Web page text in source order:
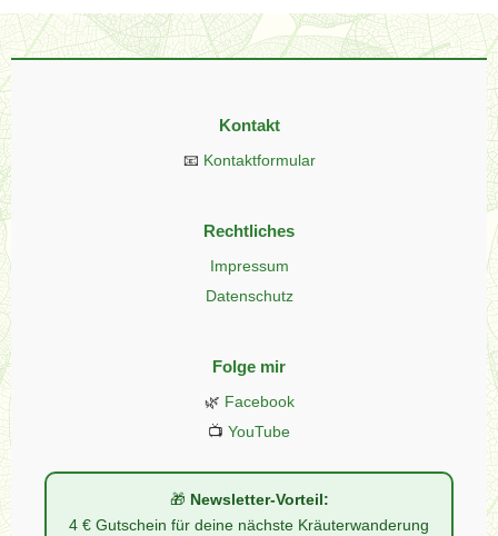
Kontakt
📧 Kontaktformular
Rechtliches
Impressum
Datenschutz
Folge mir
🌿 Facebook
📺 YouTube
🎁 Newsletter-Vorteil:
4 € Gutschein für deine nächste Kräuterwanderung